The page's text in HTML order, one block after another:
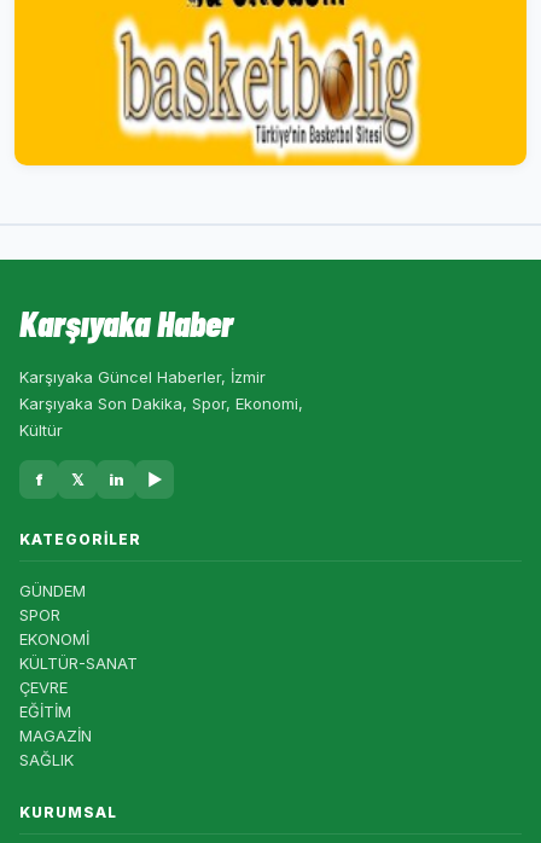
Karşıyaka Haber
Karşıyaka Güncel Haberler, İzmir
Karşıyaka Son Dakika, Spor, Ekonomi,
Kültür
f 𝕏 in ▶
KATEGORILER
GÜNDEM
SPOR
EKONOMİ
KÜLTÜR-SANAT
ÇEVRE
EĞİTİM
MAGAZİN
SAĞLIK
KURUMSAL